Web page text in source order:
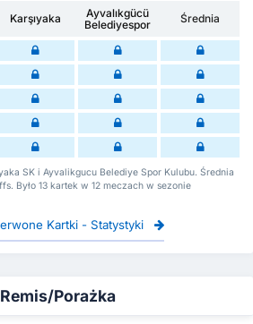
Karşıyaka
Ayvalıkgücü
Belediyespor
Średnia
SK i Ayvalikgucu Belediye Spor Kulubu. Średnia
Było 13 kartek w 12 meczach w sezonie
Kartki - Statystyki
Porażka